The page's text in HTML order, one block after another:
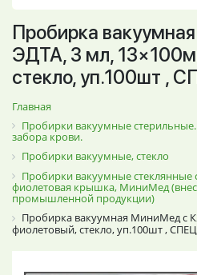
Пробирка
ЭДТА, 3 мл,
стекло, уп.100шт ,
Главная
Пробирки вакуумные
забора крови.
Пробирки вакуумные, стекло
Пробирки вакуумные стеклянные
фиолетовая крышка, МиниМед
промышленной продукции)
Пробирка вакуумная МиниМед с
фиолетовый, стекло, уп.100шт ,